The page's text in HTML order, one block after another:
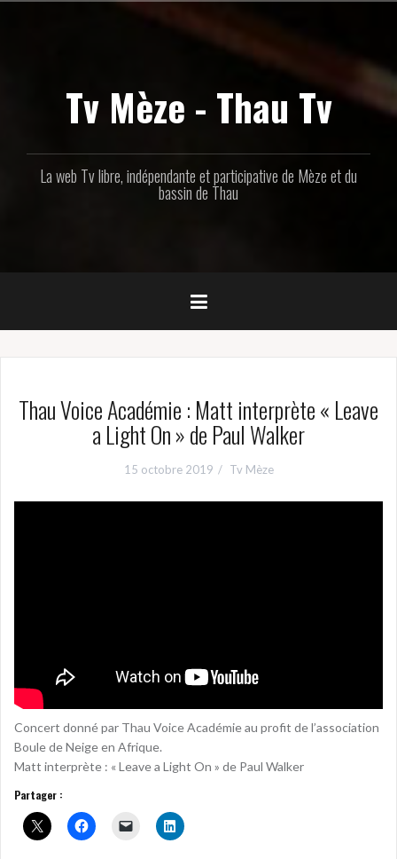
Tv Mèze - Thau Tv
La web Tv libre, indépendante et participative de Mèze et du
bassin de Thau
Thau Voice Académie : Matt interprète « Leave
a Light On » de Paul Walker
15 octobre 2019 Tv Mèze
Concert donné par Thau Voice Académie au profit de l’association
Boule de Neige en Afrique.
Matt interprète : « Leave a Light On » de Paul Walker
Partager :